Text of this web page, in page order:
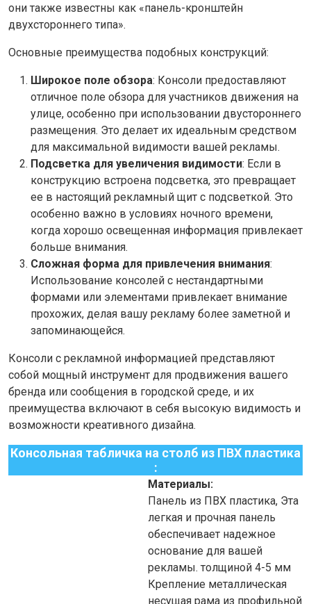
они также известны как «панель-кронштейн
двухстороннего типа».
Основные преимущества подобных конструкций:
Широкое поле обзора: Консоли предоставляют
отличное поле обзора для участников движения на
улице, особенно при использовании двустороннего
размещения. Это делает их идеальным средством
для максимальной видимости вашей рекламы.
Подсветка для увеличения видимости: Если в
конструкцию встроена подсветка, это превращает
ее в настоящий рекламный щит с подсветкой. Это
особенно важно в условиях ночного времени,
когда хорошо освещенная информация привлекает
больше внимания.
Сложная форма для привлечения внимания:
Использование консолей с нестандартными
формами или элементами привлекает внимание
прохожих, делая вашу рекламу более заметной и
запоминающейся.
Консоли с рекламной информацией представляют
собой мощный инструмент для продвижения вашего
бренда или сообщения в городской среде, и их
преимущества включают в себя высокую видимость и
возможности креативного дизайна.
Консольная табличка на столб из ПВХ пластика
:
Материалы:
Панель из ПВХ пластика, Эта
легкая и прочная панель
обеспечивает надежное
основание для вашей
рекламы. толщиной 4-5 мм
Крепление металлическая
несущая рама из профильной